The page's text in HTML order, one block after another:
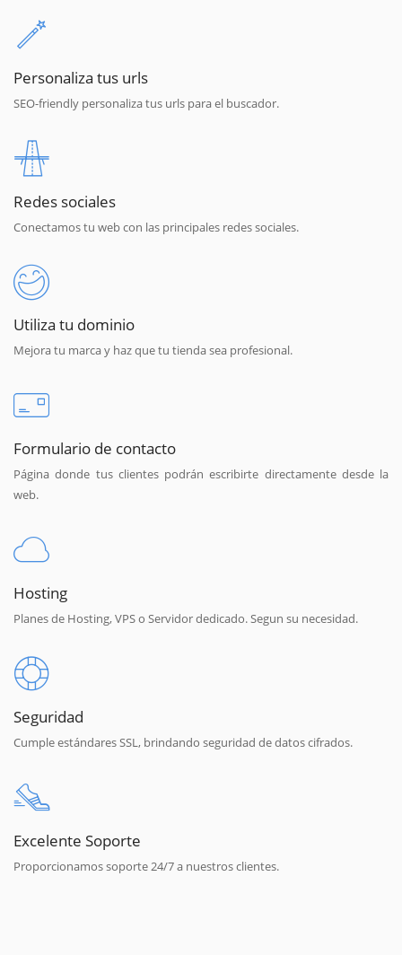
Personaliza tus urls
SEO-friendly personaliza tus urls para el buscador.
Redes sociales
Conectamos tu web con las principales redes sociales.
Utiliza tu dominio
Mejora tu marca y haz que tu tienda sea profesional.
Formulario de contacto
Página donde tus clientes podrán escribirte directamente desde la
web.
Hosting
Planes de Hosting, VPS o Servidor dedicado. Segun su necesidad.
Seguridad
Cumple estándares SSL, brindando seguridad de datos cifrados.
Excelente Soporte
Proporcionamos soporte 24/7 a nuestros clientes.